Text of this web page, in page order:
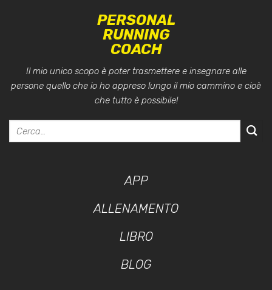
PERSONAL
RUNNING
COACH
Il mio unico scopo è poter trasmettere e insegnare alle
persone quello che io ho appreso lungo il mio cammino e cioè
che tutto è possibile!
APP
ALLENAMENTO
LIBRO
BLOG